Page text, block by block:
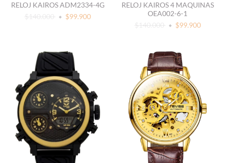
RELOJ KAIROS ADM2334-4G
$140.000
$99.900
RELOJ KAIROS 4 MAQUINAS
OEA002-6-1
$140.000
$99.900